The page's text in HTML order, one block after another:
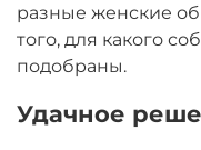
разные женские
того, для какого
подобраны.
Удачное